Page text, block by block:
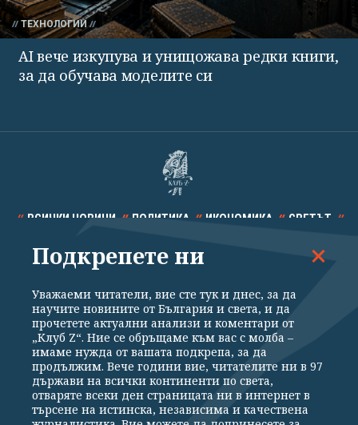
ТЕХНОЛОГИИ
AI вече изкупува и унищожава редки книги,
за да обучава моделите си
ВСИЧКИ НОВИНИ ПОЛИТИКА ИКОНОМИКА СВЕТЪТ
СПОРТ КУЛТУРА ТЕХНОЛОГИИ КАЛЕЙДОСКОП
Общи условия
Политика за поверителност
Реклама
Партньори Контакти
За Клуб Z
Екип
Подкрепете ни
Подкрепете ни
Уважаеми читатели, вие сте тук и днес, за да
научите новините от България и света, и да
прочетете актуални анализи и коментари от
„Клуб Z“. Ние се обръщаме към вас с молба –
имаме нужда от вашата подкрепа, за да
продължим. Вече години вие, читателите ни в 97
държави на всички континенти по света,
отваряте всеки ден страницата ни в интернет в
търсене на истинска, независима и качествена